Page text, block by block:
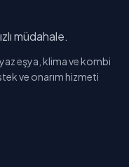
müdahale.
eşya, klima ve kombi
ve onarım hizmeti